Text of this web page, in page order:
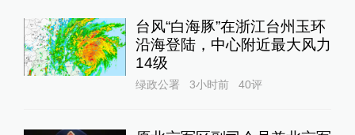
台风“白海豚”在浙江台州玉环
沿海登陆，中心附近最大风力
14级
绿政公署 3小时前 40评